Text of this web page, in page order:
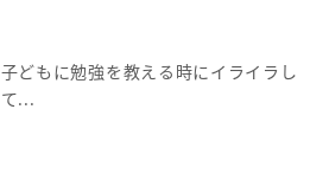
子どもに勉強を教える時にイライラし
て...